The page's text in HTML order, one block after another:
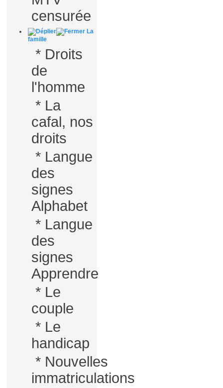
censurée
La
famille
* Droits
de
l'homme
* La
cafal, nos
droits
* Langue
des
signes
Alphabet
* Langue
des
signes
Apprendre
* Le
couple
* Le
handicap
* Nouvelles
immatriculations